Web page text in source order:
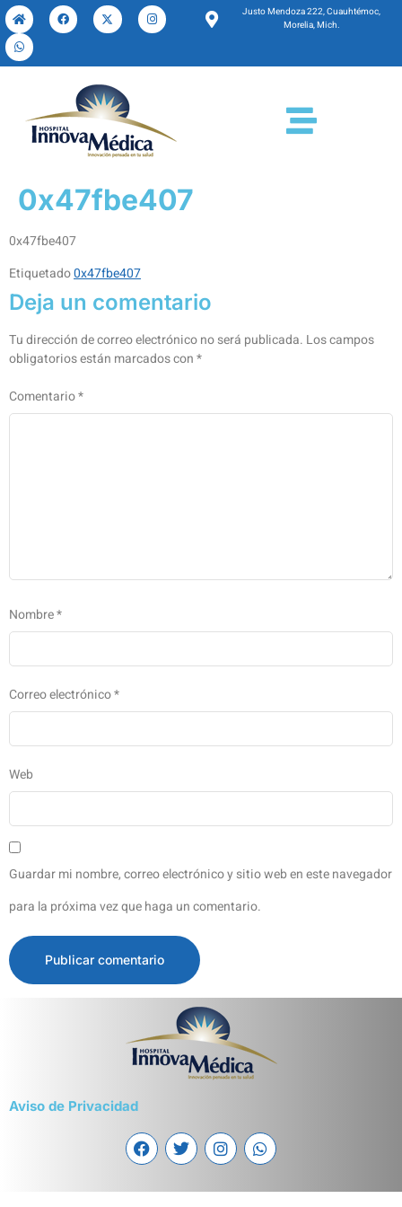
Justo Mendoza 222, Cuauhtémoc,
Morelia, Mich.
0x47fbe407
0x47fbe407
Etiquetado0x47fbe407
Deja un comentario
Tu dirección de correo electrónico no será publicada. Los campos
obligatorios están marcados con*
Comentario*
Nombre*
Correo electrónico*
Web
Guardar mi nombre, correo electrónico y sitio web en este navegador
para la próxima vez que haga un comentario.
Aviso de Privacidad